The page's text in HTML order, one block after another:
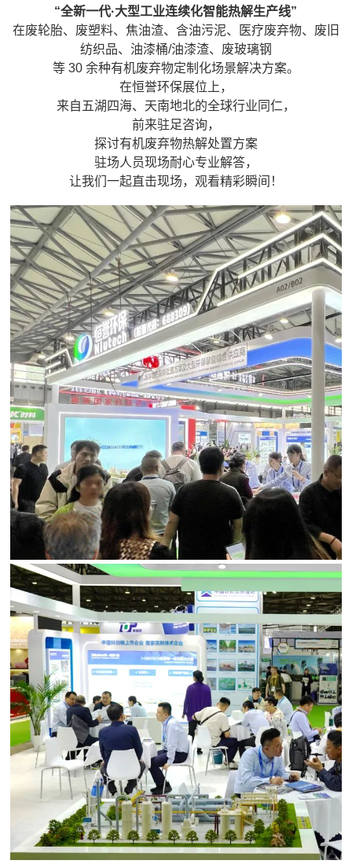
“全新一代·大型工业连续化智能热解生产线”
在废轮胎、废塑料、焦油渣、含油污泥、医疗废弃物、废旧
纺织品、油漆桶/油漆渣、废玻璃钢
等 30 余种有机废弃物定制化场景解决方案。
在恒誉环保展位上，
来自五湖四海、天南地北的全球行业同仁，
前来驻足咨询，
探讨有机废弃物热解处置方案
驻场人员现场耐心专业解答，
让我们一起直击现场，观看精彩瞬间！